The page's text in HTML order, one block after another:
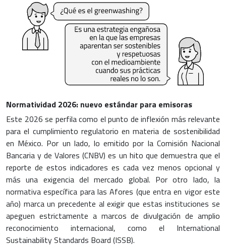
Normatividad 2026: nuevo estándar para emisoras
Este 2026 se perfila como el punto de inflexión más relevante
para el cumplimiento regulatorio en materia de sostenibilidad
en México. Por un lado, lo emitido por la Comisión Nacional
Bancaria y de Valores (CNBV) es un hito que demuestra que el
reporte de estos indicadores es cada vez menos opcional y
más una exigencia del mercado global. Por otro lado, la
normativa específica para las Afores (que entra en vigor este
año) marca un precedente al exigir que estas instituciones se
apeguen estrictamente a marcos de divulgación de amplio
reconocimiento internacional, como el International
Sustainability Standards Board (ISSB).